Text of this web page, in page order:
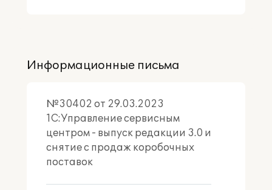
Информационные письма
№30402 от 29.03.2023
1С:Управление сервисным
центром - выпуск редакции 3.0 и
снятие с продаж коробочных
поставок